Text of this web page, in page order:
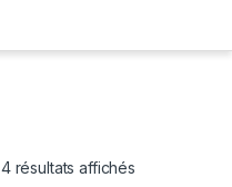
4 résultats affichés